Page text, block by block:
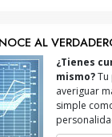
AL
¿Tienes
mismo?Tu
averiguar
simple